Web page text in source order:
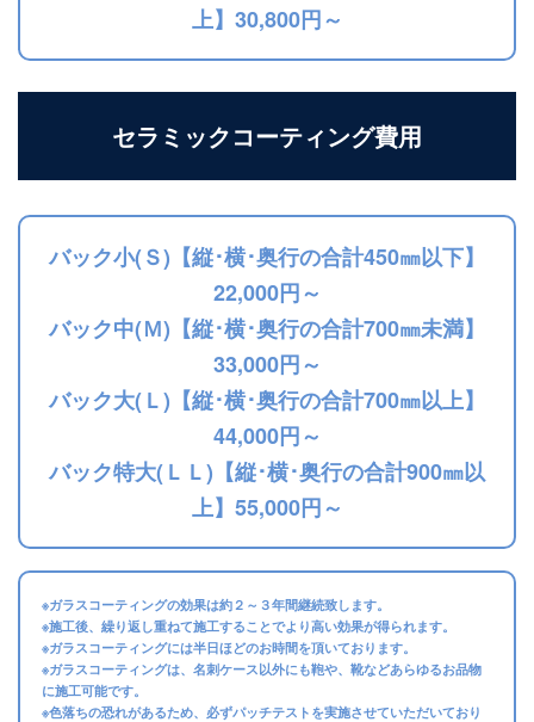
上】30,800円～
セラミックコーティング費用
バック小(Ｓ)【縦･横･奥行の合計450㎜以下】
22,000円～
バック中(Ｍ)【縦･横･奥行の合計700㎜未満】
33,000円～
バック大(Ｌ)【縦･横･奥行の合計700㎜以上】
44,000円～
バック特大(ＬＬ)【縦･横･奥行の合計900㎜以
上】55,000円～
※ガラスコーティングの効果は約２～３年間継続致します。
※施工後、繰り返し重ねて施工することでより高い効果が得られます。
※ガラスコーティングには半日ほどのお時間を頂いております。
※ガラスコーティングは、名刺ケース以外にも鞄や、靴などあらゆるお品物
に施工可能です。
※色落ちの恐れがあるため、必ずパッチテストを実施させていただいており